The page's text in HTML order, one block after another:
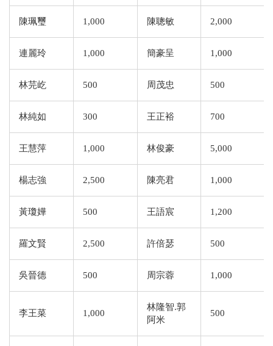
陳珮璽 1,000 陳聰敏 2,000
連麗玲 1,000 簡豪呈 1,000
林芫屹 500 周茂忠 500
林純如 300 王正裕 700
王慧萍 1,000 林俊豪 5,000
楊志強 2,500 陳亮君 1,000
黃瓊嬅 500 王語宸 1,200
羅文賢 2,500 許倍瑟 500
吳晉德 500 周宗蓉 1,000
李王菜 1,000
林隆智.郭
阿米
500